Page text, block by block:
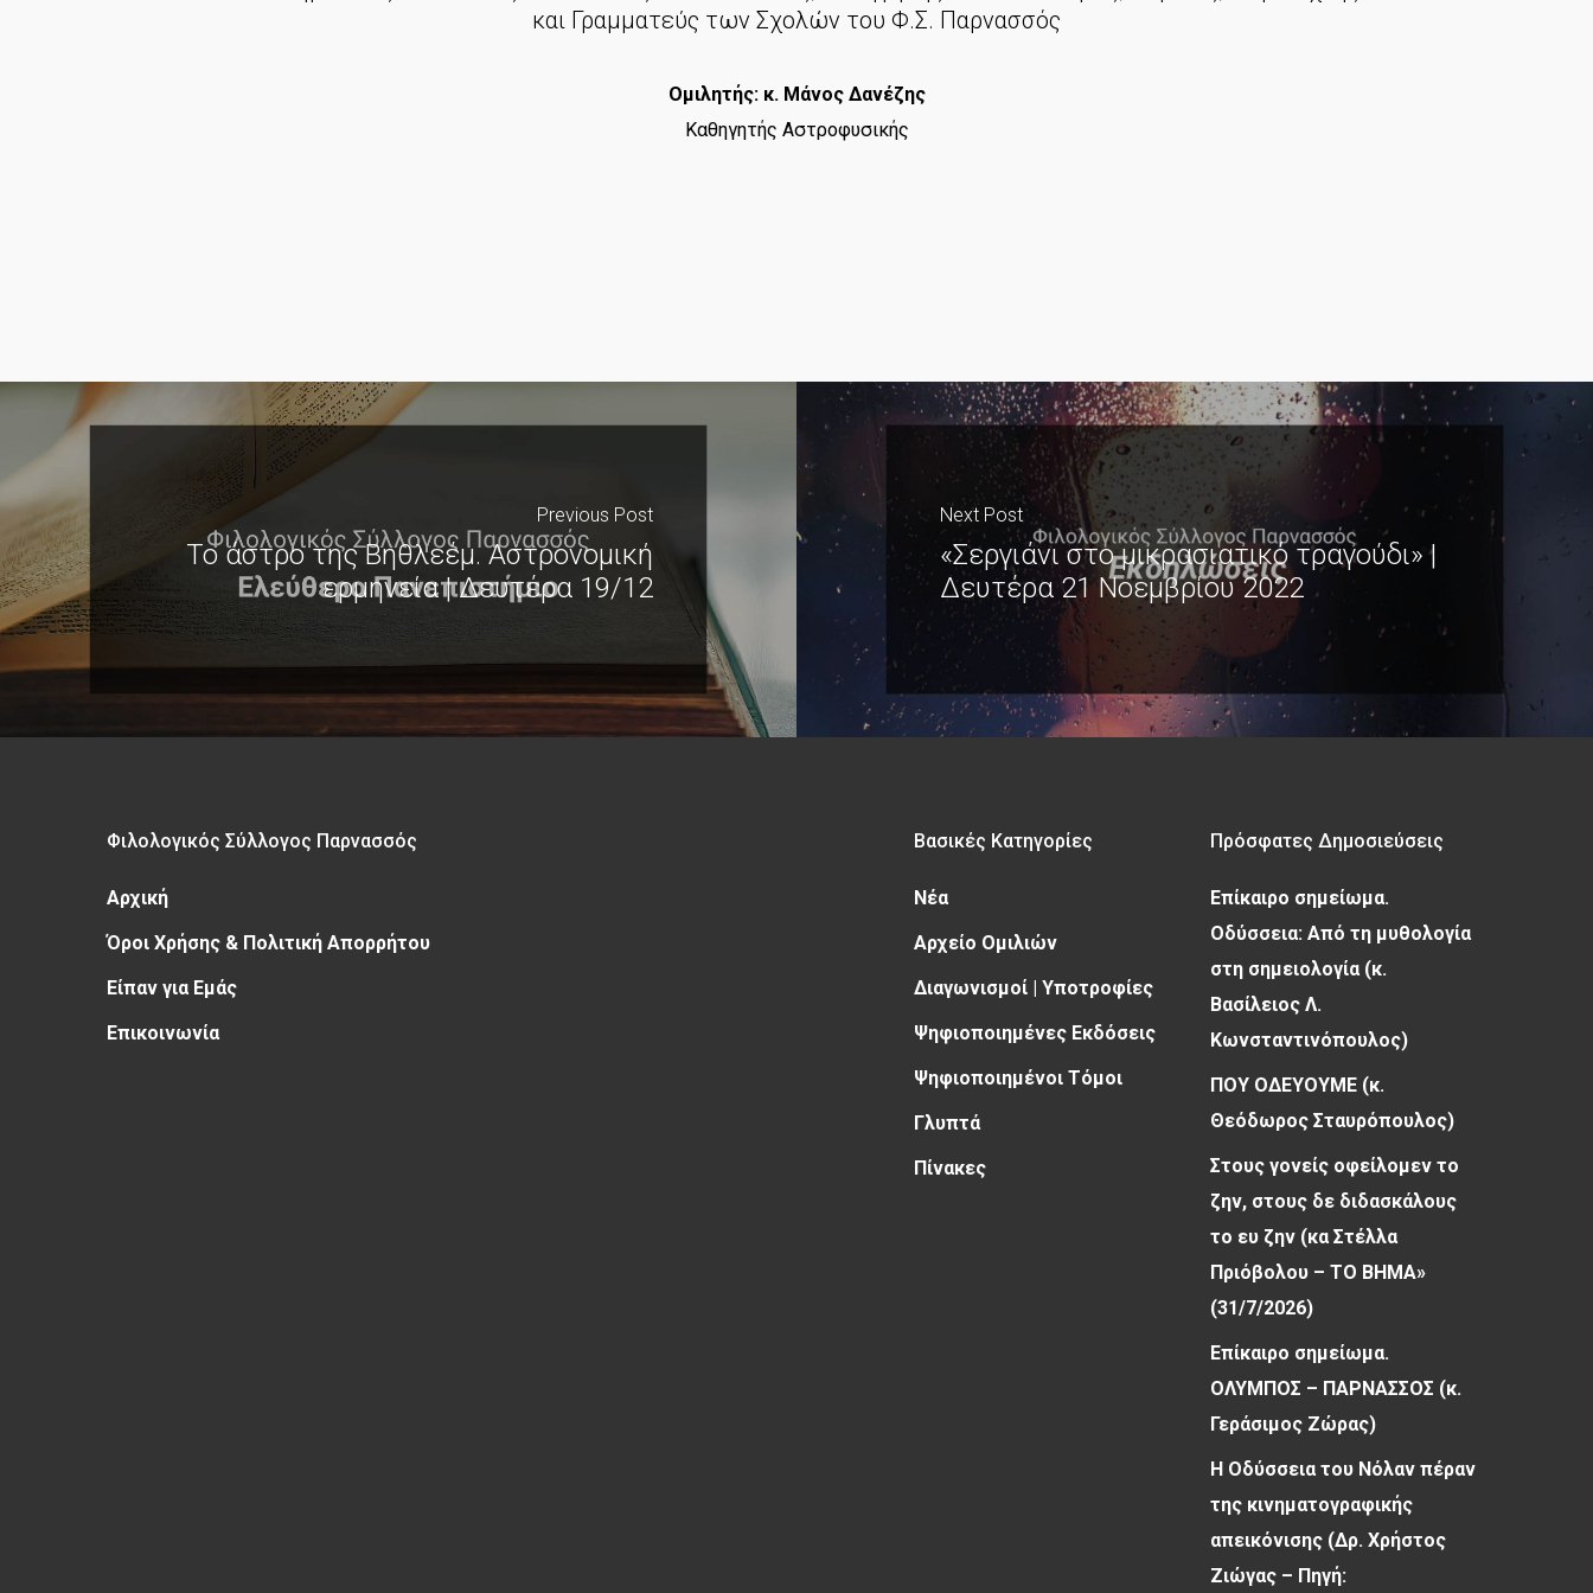
και Γραμματεύς των Σχολών του Φ.Σ. Παρνασσός
Ομιλητής: κ. Μάνος Δανέζης
Καθηγητής Αστροφυσικής
Previous Post
Το άστρο της Βηθλεέμ. Αστρονομική
ερμηνεία | Δευτέρα 19/12
Next Post
«Σεργιάνι στο μικρασιατικό τραγούδι» |
Δευτέρα 21 Νοεμβρίου 2022
Φιλολογικός Σύλλογος Παρνασσός
Αρχική
Όροι Χρήσης & Πολιτική Απορρήτου
Είπαν για Εμάς
Επικοινωνία
Βασικές Κατηγορίες
Νέα
Αρχείο Ομιλιών
Διαγωνισμοί | Υποτροφίες
Ψηφιοποιημένες Εκδόσεις
Ψηφιοποιημένοι Τόμοι
Γλυπτά
Πίνακες
Πρόσφατες Δημοσιεύσεις
Επίκαιρο σημείωμα.
Οδύσσεια: Από τη μυθολογία
στη σημειολογία (κ.
Βασίλειος Λ.
Κωνσταντινόπουλος)
ΠΟΥ ΟΔΕΥΟΥΜΕ (κ.
Θεόδωρος Σταυρόπουλος)
Στους γονείς οφείλομεν το
ζην, στους δε διδασκάλους
το ευ ζην (κα Στέλλα
Πριόβολου – ΤΟ ΒΗΜΑ»
(31/7/2026)
Επίκαιρο σημείωμα.
ΟΛΥΜΠΟΣ – ΠΑΡΝΑΣΣΟΣ (κ.
Γεράσιμος Ζώρας)
Η Οδύσσεια του Νόλαν πέραν
της κινηματογραφικής
απεικόνισης (Δρ. Χρήστος
Ζιώγας – Πηγή: